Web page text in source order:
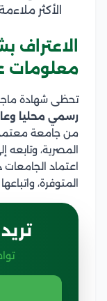
الأكثر
الاعتراف
معلومات
تحظى شهادة
رسمي محليا
من جامعة
المصرية،
اعتماد
المتوفرة،